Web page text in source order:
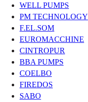
WELL PUMPS
PM TECHNOLOGY
F.EL.SOM
EUROMACCHINE
CINTROPUR
BBA PUMPS
COELBO
FIREDOS
SABO